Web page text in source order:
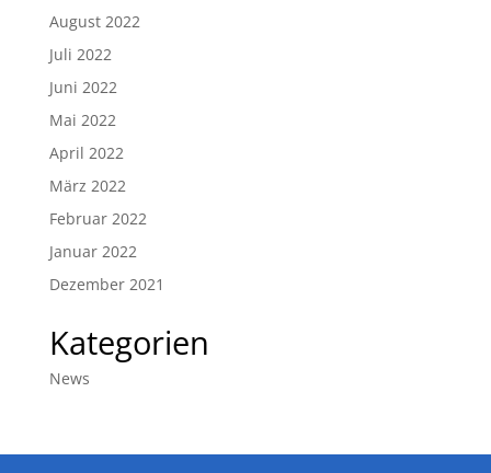
August 2022
Juli 2022
Juni 2022
Mai 2022
April 2022
März 2022
Februar 2022
Januar 2022
Dezember 2021
Kategorien
News